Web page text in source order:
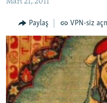
FƏRQƏ BAX
QANUNI DOĞRU
ARAŞDIRMA
MULTIMEDIA
VIDEO
FOTOQALEREYA
RADIO ARXIV
OXU ZALI
HAQQIMIZDA
Paylaş VPN-siz